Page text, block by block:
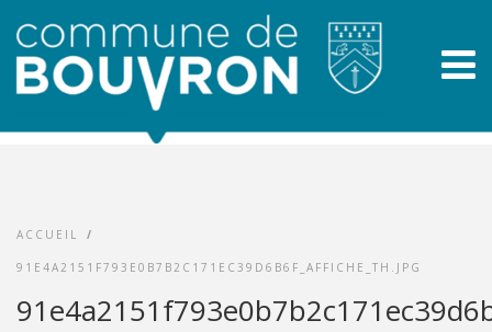
ACCUEIL /
91E4A2151F793E0B7B2C171EC39D6B6F_AFFICHE_TH.JPG